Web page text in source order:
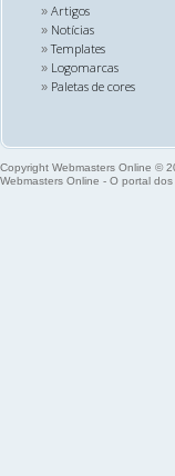
» Artigos
» Notícias
»Templates
» Logomarcas
» Paletas de cores
Copyright Webmasters Online ©
Webmasters Online - O portal